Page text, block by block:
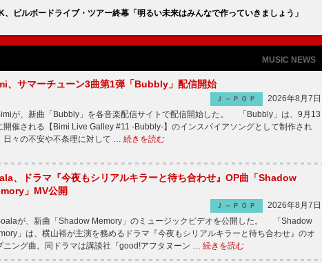
、ビルボードライブ・ツアー終幕「明るい未来はみんなで作っていきましょう」
MUSIC NEWS
、サマーチューン3曲第1弾「Bubbly」配信開始
Ｊ－ＰＯＰ
2026年8月7日
が、新曲「Bubbly」を各音楽配信サイトで配信開始した。 「Bubbly」は、9月13
開催される【Bimi Live Galley #11 -Bubbly-】のインスパイアソングとして制作され
日々の不安や不条理に対して … 続きを読む
、ドラマ『今夜もシリアルキラーと待ち合わせ』OP曲「Shadow
」MV公開
Ｊ－ＰＯＰ
2026年8月7日
が、新曲「Shadow Memory」のミュージックビデオを公開した。 「Shadow
」は、横山裕が主演を務めるドラマ『今夜もシリアルキラーと待ち合わせ』のオ
ニング曲。同ドラマは講談社『good!アフタヌーン … 続きを読む